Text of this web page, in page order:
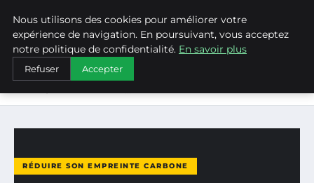
WEARECLIMATECONTROL
ACCUEIL
RÉDUIRE SON EMPREINTE CARBONE
CARBONE ÉMIS : COMPRENDRE L’IMPACT
RÉDUIRE SON EMPREINTE CARBONE
Nous utilisons des cookies pour améliorer votre
expérience de navigation. En poursuivant, vous acceptez
notre politique de confidentialité. En savoir plus
Refuser Accepter